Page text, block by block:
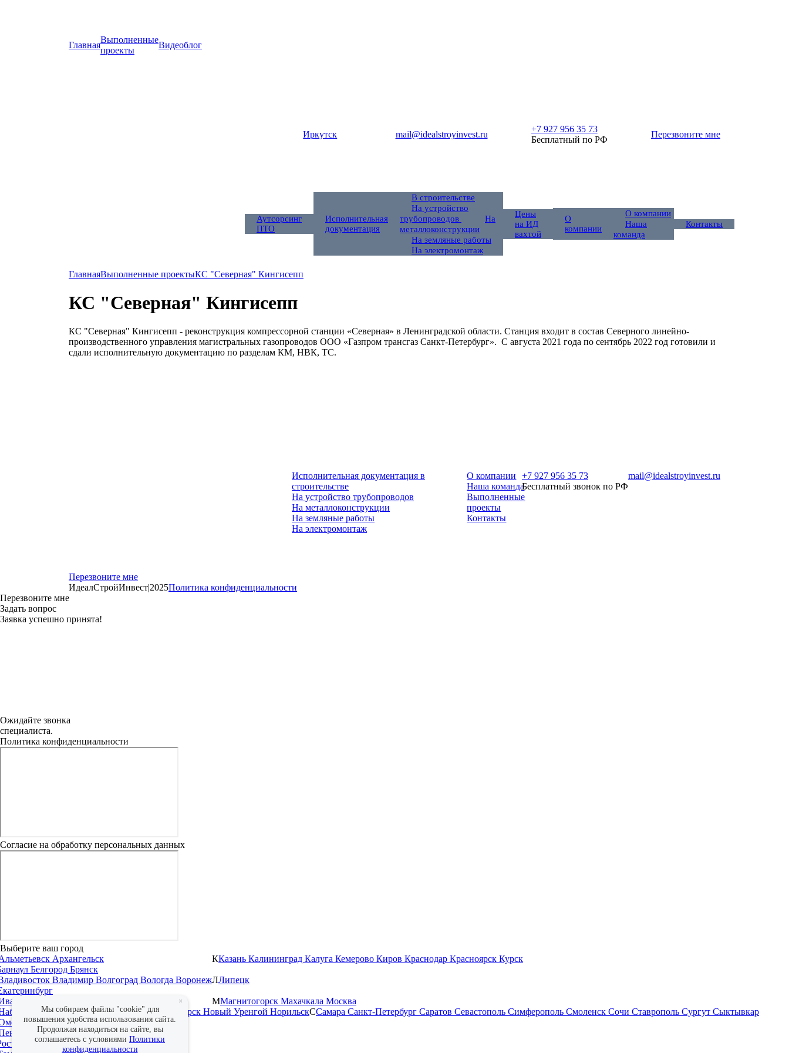
Главная
Выполненные
проекты
Видеоблог
Иркутск mail@idealstroyinvest.ru
+7 927 956 35 73
Бесплатный по РФ
Перезвоните мне
Аутсорсинг
ПТО
Исполнительная
документация
В строительстве
На устройство
трубопроводов
На
металлоконструкции
На земляные работы
На электромонтаж
Цены
на ИД
вахтой
О
компании
О компании
Наша
команда
Контакты
ГлавнаяВыполненные проектыКС "Северная" Кингисепп
КС "Северная" Кингисепп
КС "Северная" Кингисепп - реконструкция компрессорной станции «Северная» в Ленинградской области. Станция входит в состав Северного линейно-
производственного управления магистральных газопроводов ООО «Газпром трансгаз Санкт-Петербург». С августа 2021 года по сентябрь 2022 год готовили и
сдали исполнительную документацию по разделам КМ, НВК, ТС.
Перезвоните мне
Исполнительная документация в
строительстве
На устройство трубопроводов
На металлоконструкции
На земляные работы
На электромонтаж
О компании
Наша команда
Выполненные
проекты
Контакты
+7 927 956 35 73
Бесплатный звонок по РФ
mail@idealstroyinvest.ru
ИдеалСтройИнвест|2025Политика конфиденциальности
Перезвоните мне
Задать вопрос
Заявка успешно принята!
Ожидайте звонка
специалиста.
Политика конфиденциальности
Согласие на обработку персональных данных
Выберите ваш город
Архангельск
Белгород Брянск
Владимир Волгоград Вологда Воронеж
ККазань Калининград Калуга Кемерово Киров Краснодар Красноярск Курск
ЛЛипецк
ММагнитогорск Махачкала Москва
ЧелныНижневартовск Новосибирск Новый Уренгой Норильск
Оренбург
Пермь
на-ДонуРязань
ССамара Санкт-Петербург Саратов Севастополь Симферополь Смоленск Сочи Ставрополь Сургут Сыктывкар
×
Мы собираем файлы "cookie" для
повышения удобства использования сайта.
Продолжая находиться на сайте, вы
соглашаетесь с условиями Политики
конфиденциальности